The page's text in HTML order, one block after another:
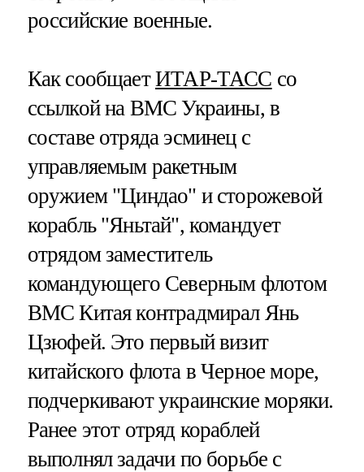
российские военные.
Как сообщаетИТАР-ТАСС со
ссылкой на ВМС Украины, в
составе отряда эсминец с
управляемым ракетным
оружием "Циндао" и сторожевой
корабль "Яньтай", командует
отрядом заместитель
командующего Северным флотом
ВМС Китая контрадмирал Янь
Цзюфей. Это первый визит
китайского флота в Черное море,
подчеркивают украинские моряки.
Ранее этот отряд кораблей
выполнял задачи по борьбе с